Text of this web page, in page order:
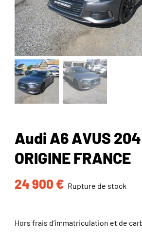
Audi A6 AVUS 204
ORIGINE FRANCE
24 900 € Rupture de stock
Hors frais d’immatriculation et de